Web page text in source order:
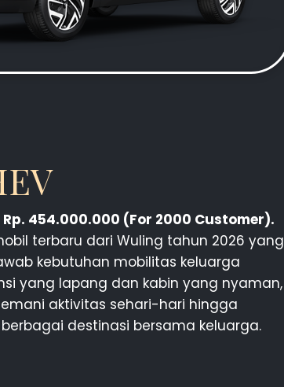
454.000.000 (For 2000 Customer).
terbaru dari Wuling tahun 2026 yang
kebutuhan mobilitas keluarga
yang lapang dan kabin yang nyaman,
aktivitas sehari-hari hingga
destinasi bersama keluarga.